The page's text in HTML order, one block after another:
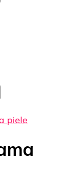
preturi. ❤️
piele